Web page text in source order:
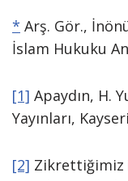
* Arş. Gör.,
İslam Hukuku
[1] Apaydın, H.
Yayınları,
[2] Zikrettiğimiz